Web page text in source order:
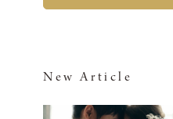
New Article